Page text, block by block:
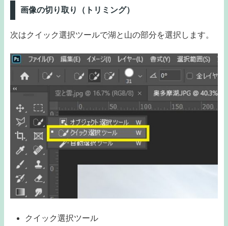
画像の切り取り（トリミング）
次はクイック選択ツールで湖と山の部分を選択します。
クイック選択ツール